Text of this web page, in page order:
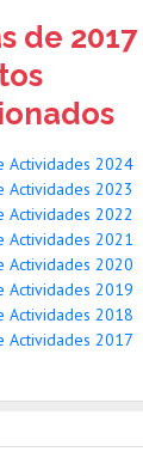
de 2017
Actividades 2024
Actividades 2023
Actividades 2022
Actividades 2021
Actividades 2020
Actividades 2019
Actividades 2018
Actividades 2017